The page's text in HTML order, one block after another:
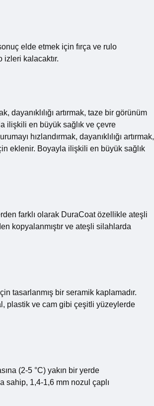
elde etmek için fırça ve rulo
izleri kalacaktır.
dayanıklılığı artırmak, taze bir görünüm
ilişkili en büyük sağlık ve çevre
hızlandırmak, dayanıklılığı artırmak,
eklenir. Boyayla ilişkili en büyük sağlık
farklı olarak DuraCoat özellikle ateşli
kopyalanmıştır ve ateşli silahlarda
tasarlanmış bir seramik kaplamadır.
plastik ve cam gibi çeşitli yüzeylerde
(2-5 °C) yakın bir yerde
sahip, 1,4-1,6 mm nozul çaplı